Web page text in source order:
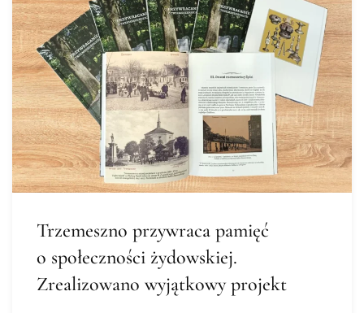
Trzemeszno przywraca pamięć
o społeczności żydowskiej.
Zrealizowano wyjątkowy projekt